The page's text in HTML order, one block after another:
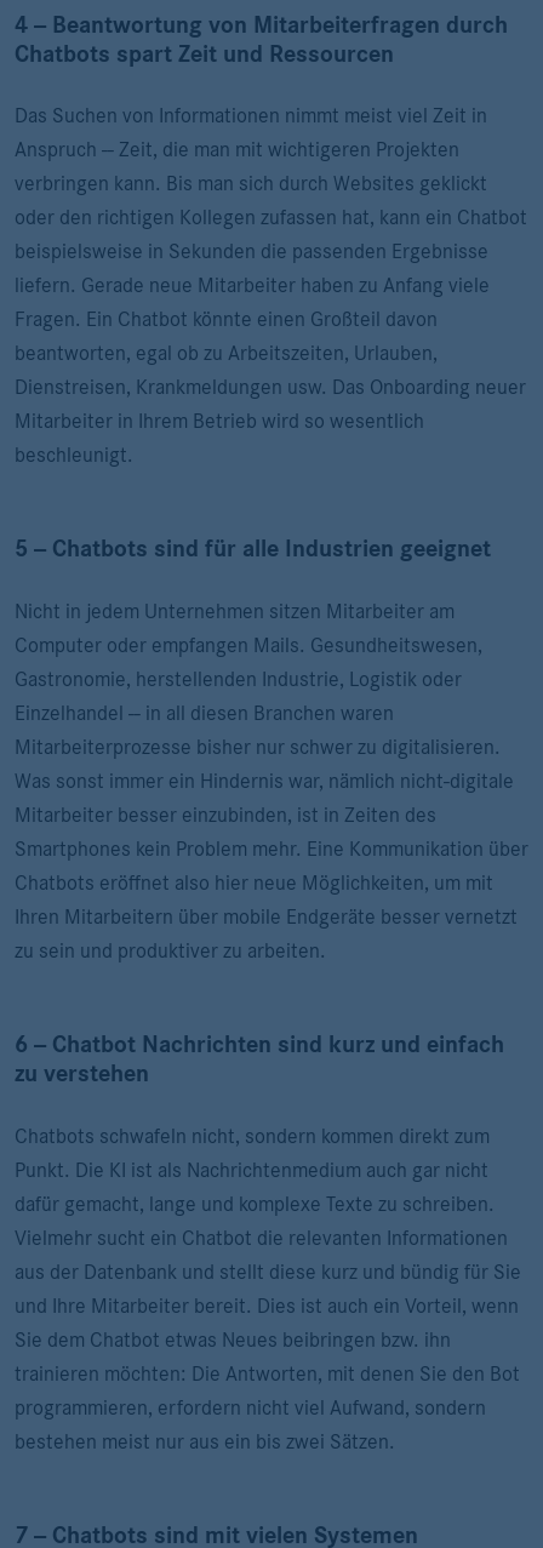
4 -- Beantwortung von Mitarbeiterfragen durch
Chatbots spart Zeit und Ressourcen
Das Suchen von Informationen nimmt meist viel Zeit in
Anspruch -- Zeit, die man mit wichtigeren Projekten
verbringen kann. Bis man sich durch Websites geklickt
oder den richtigen Kollegen zufassen hat, kann ein Chatbot
beispielsweise in Sekunden die passenden Ergebnisse
liefern. Gerade neue Mitarbeiter haben zu Anfang viele
Fragen. Ein Chatbot könnte einen Großteil davon
beantworten, egal ob zu Arbeitszeiten, Urlauben,
Dienstreisen, Krankmeldungen usw. Das Onboarding neuer
Mitarbeiter in Ihrem Betrieb wird so wesentlich
beschleunigt.
5 -- Chatbots sind für alle Industrien geeignet
Nicht in jedem Unternehmen sitzen Mitarbeiter am
Computer oder empfangen Mails. Gesundheitswesen,
Gastronomie, herstellenden Industrie, Logistik oder
Einzelhandel -- in all diesen Branchen waren
Mitarbeiterprozesse bisher nur schwer zu digitalisieren.
Was sonst immer ein Hindernis war, nämlich nicht-digitale
Mitarbeiter besser einzubinden, ist in Zeiten des
Smartphones kein Problem mehr. Eine Kommunikation über
Chatbots eröffnet also hier neue Möglichkeiten, um mit
Ihren Mitarbeitern über mobile Endgeräte besser vernetzt
zu sein und produktiver zu arbeiten.
6 -- Chatbot Nachrichten sind kurz und einfach
zu verstehen
Chatbots schwafeln nicht, sondern kommen direkt zum
Punkt. Die KI ist als Nachrichtenmedium auch gar nicht
dafür gemacht, lange und komplexe Texte zu schreiben.
Vielmehr sucht ein Chatbot die relevanten Informationen
aus der Datenbank und stellt diese kurz und bündig für Sie
und Ihre Mitarbeiter bereit. Dies ist auch ein Vorteil, wenn
Sie dem Chatbot etwas Neues beibringen bzw. ihn
trainieren möchten: Die Antworten, mit denen Sie den Bot
programmieren, erfordern nicht viel Aufwand, sondern
bestehen meist nur aus ein bis zwei Sätzen.
7 -- Chatbots sind mit vielen Systemen